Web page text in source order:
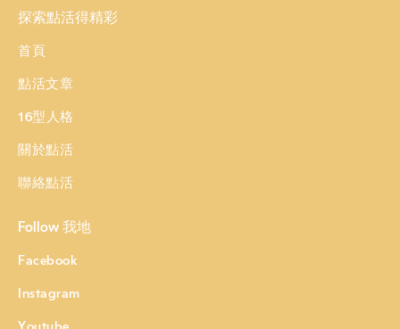
探索點活得精彩
首頁
點活文章
16型人格
關於點活
聯絡點活
Follow 我地
Facebook
Instagram